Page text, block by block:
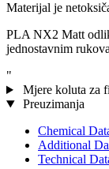
Materijal je
PLA NX2 Matt
jednostavnim
"
Mjere koluta za
Preuzimanja
Chemical
Additional
Technical